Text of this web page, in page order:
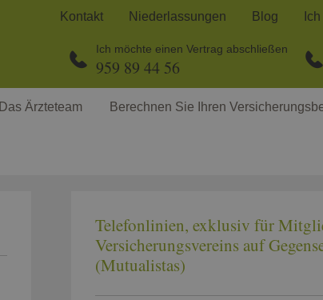
Kontakt Niederlassungen Blog
Ich möchte einen Vertrag abschließen
959 89 44 56
Das Ärzteteam Berechnen Sie Ihren
Telefonlinien, exklusiv für
Versicherungsvereins auf
(Mutualistas)